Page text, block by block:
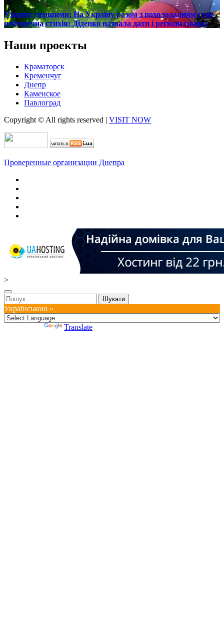
Узнайте першими: На Україну разом з похолоданням суне
небезпечна стихія: Діденко назвала дати і регіони (мапа)
Наши проекты
Краматорск
Кременчуг
Днепр
Каменское
Павлоград
Copyright © All rights reserved | VISIT NOW
Проверенные организации Днепра
>
Пошук:
Українською »
Translate